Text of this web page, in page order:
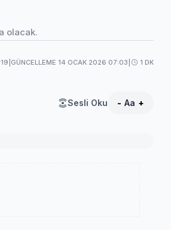
olacak.
GÜNCELLEME 14 OCAK 2026 07:03 1 DK
Sesli Oku - Aa +